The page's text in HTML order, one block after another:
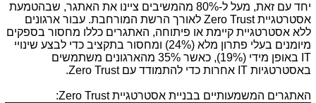
יחד עם זאת, מעל ל-80% מהמשיבים ציינו את האתגר, שבהטמעת
אסטרטגייתZero Trust לאורך הרשת המורחבת. עבור ארגונים
ללא אסטרטגיית קיימת או פיתוחה, האתגרים כללו מחסור בספקים
מיומנים בעלי פתרון מלא (24%) ומחסור בתקציב כדי לבצע שינויי
IT
באופן מידי (19%), כאשר 35% מהארגונים משתמשים
באסטרטגיות IT אחרות כדי להתמודד עםZero Trust
.
האתגרים המשמעותיים בבניית אסטרטגייתZero Trust
: